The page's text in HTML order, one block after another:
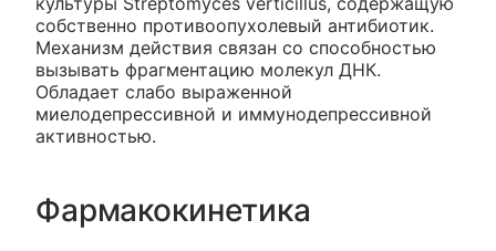
собственно противоопухолевый антибиотик.
Механизм действия связан со способностью
вызывать фрагментацию молекул ДНК.
Обладает слабо выраженной
миелодепрессивной и иммунодепрессивной
активностью.
Фармакокинетика